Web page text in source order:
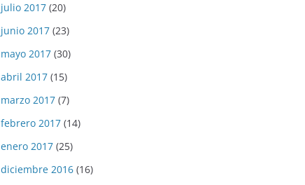
julio 2017 (20)
junio 2017 (23)
mayo 2017 (30)
abril 2017 (15)
marzo 2017 (7)
febrero 2017 (14)
enero 2017 (25)
diciembre 2016 (16)